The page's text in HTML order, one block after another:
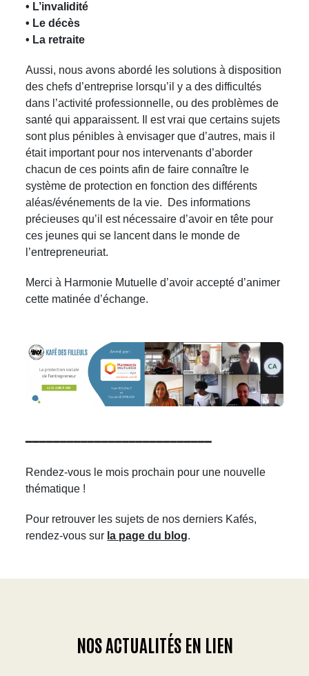
• L’invalidité
• Le décès
• La retraite
Aussi, nous avons abordé les solutions à disposition
des chefs d’entreprise lorsqu’il y a des difficultés
dans l’activité professionnelle, ou des problèmes de
santé qui apparaissent. Il est vrai que certains sujets
sont plus pénibles à envisager que d’autres, mais il
était important pour nos intervenants d’aborder
chacun de ces points afin de faire connaître le
système de protection en fonction des différents
aléas/événements de la vie. Des informations
précieuses qu’il est nécessaire d’avoir en tête pour
ces jeunes qui se lancent dans le monde de
l’entrepreneuriat.
Merci à Harmonie Mutuelle d’avoir accepté d’animer
cette matinée d’échange.
━━━━━━━━━━━━━━━━━━━━━━━━━━━
Rendez-vous le mois prochain pour une nouvelle
thématique !
Pour retrouver les sujets de nos derniers Kafés,
rendez-vous sur la page du blog.
NOS ACTUALITÉS EN LIEN